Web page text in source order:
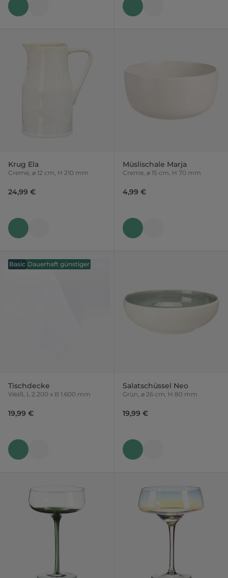
Krug Ela
Creme, ⌀ 12 cm, H 210 mm
24,99 €
Müslischale Marja
Creme, ⌀ 15 cm, H 70 mm
4,99 €
Tischdecke
Weiß, L 2.200 x B 1.600 mm
19,99 €
Basic Dauerhaft günstiger
Salatschüssel Neo
Grün, ⌀ 26 cm, H 80 mm
19,99 €